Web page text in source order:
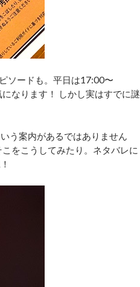
ソードも。平日は17:00〜
なります！ しかし実はすでに謎
う案内があるではありません
をこうしてみたり。ネタバレに